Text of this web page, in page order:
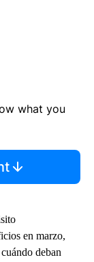
what you
en marzo,
deban